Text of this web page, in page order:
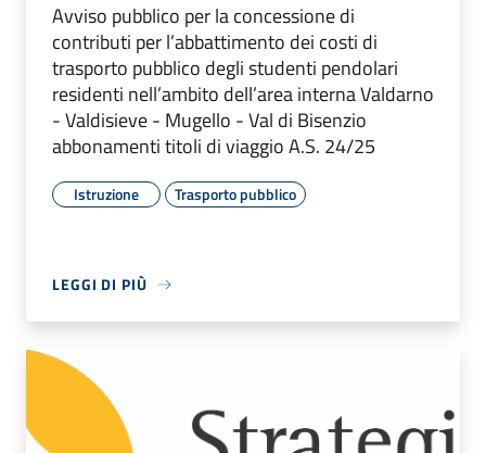
Avviso pubblico per la concessione di
contributi per l’abbattimento dei costi di
trasporto pubblico degli studenti pendolari
residenti nell’ambito dell’area interna Valdarno
- Valdisieve - Mugello - Val di Bisenzio
abbonamenti titoli di viaggio A.S. 24/25
Istruzione Trasporto pubblico
LEGGI DI PIÙ